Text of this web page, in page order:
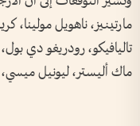
مارتينيز، ناهويل مولينا،
تاليافيكو، رودريغو دي
ماك أليستر، ليونيل ميسي،